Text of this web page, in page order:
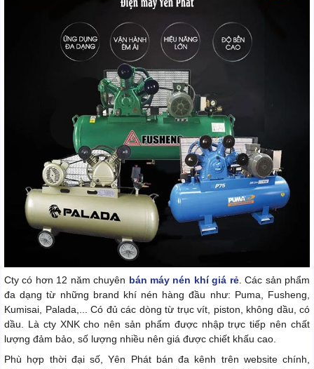
Cty có hơn 12 năm chuyên bán máy nén khí giá rẻ. Các sản phẩm
đa dạng từ những brand khí nén hàng đầu như: Puma, Fusheng,
Kumisai, Palada,... Có đủ các dòng từ trục vít, piston, không dầu, có
dầu. Là cty XNK cho nên sản phẩm được nhập trực tiếp nên chất
lượng đảm bảo, số lượng nhiều nên giá được chiết khấu cao.
Phù hợp thời đại số, Yên Phát bán đa kênh trên website chính,